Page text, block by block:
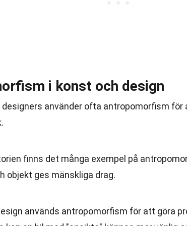
i konst och design
använder ofta antropomorfism för
finns det många exempel på
objekt ges mänskliga drag.
används antropomorfism för att göra